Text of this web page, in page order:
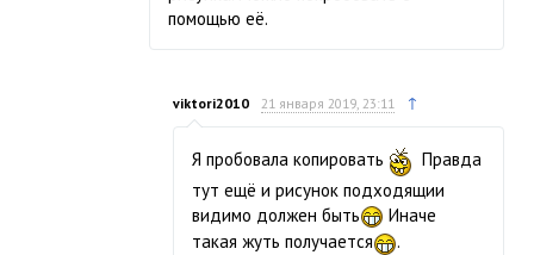
помощью её.
viktori2010 21 января 2019, 23:11 ↑
Я пробовала копировать
Правда
тут ещё и рисунок подходящии
видимо должен быть
Иначе
такая жуть получается
.